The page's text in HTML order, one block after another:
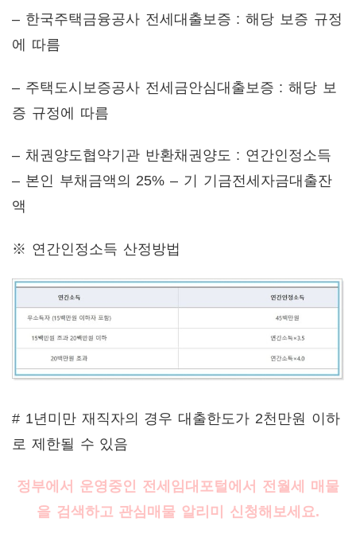
– 한국주택금융공사 전세대출보증 : 해당 보증 규정
에 따름
– 주택도시보증공사 전세금안심대출보증 : 해당 보
증 규정에 따름
– 채권양도협약기관 반환채권양도 : 연간인정소득
– 본인 부채금액의 25% – 기 기금전세자금대출잔
액
※ 연간인정소득 산정방법
# 1년미만 재직자의 경우 대출한도가 2천만원 이하
로 제한될 수 있음
정부에서 운영중인 전세임대포털에서 전월세 매물
을 검색하고 관심매물 알리미 신청해보세요.